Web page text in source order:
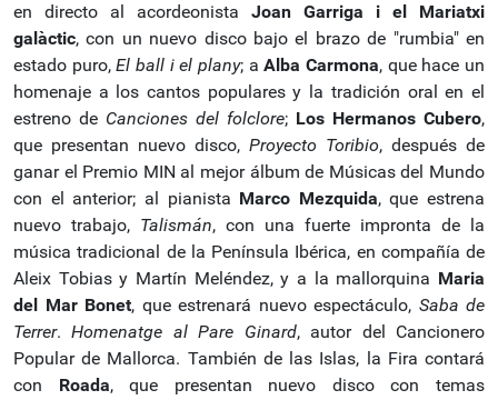
en directo al acordeonista Joan Garriga i el Mariatxi
galàctic, con un nuevo disco bajo el brazo de "rumbia" en
estado puro,El ball i el plany; aAlba Carmona, que hace un
homenaje a los cantos populares y la tradición oral en el
estreno de Canciones del folclore; Los Hermanos Cubero,
que presentan nuevo disco, Proyecto Toribio, después de
ganar el Premio MIN al mejor álbum de Músicas del Mundo
con el anterior; al pianista Marco Mezquida, que estrena
nuevo trabajo, Talismán, con una fuerte impronta de la
música tradicional de la Península Ibérica, en compañía de
Aleix Tobias y Martín Meléndez, y a la mallorquina Maria
del Mar Bonet, que estrenará nuevo espectáculo, Saba de
Terrer.Homenatge al Pare Ginard, autor del Cancionero
Popular de Mallorca. También de las Islas, la Fira contará
con Roada, que presentan nuevo disco con temas